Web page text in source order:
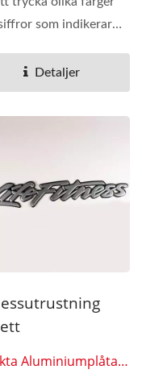
som indikerar
Detaljer
Aluminiumplåtar